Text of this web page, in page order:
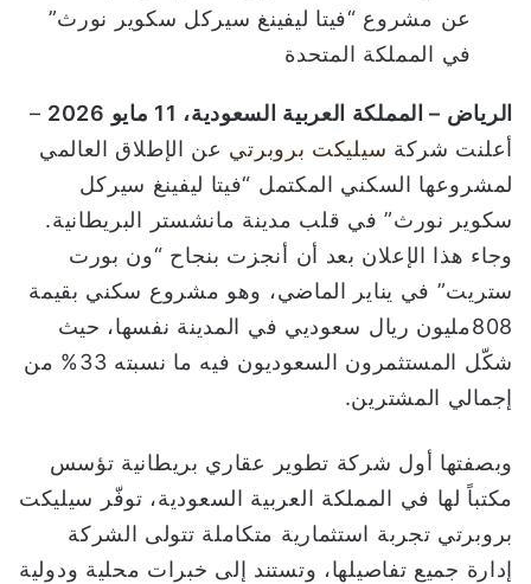
ا
عن مشروع “فيتا ليفينغ سيركل سكوير نورث”
في المملكة المتحدة
الرياض – المملكة العربية السعودية، 11 مايو 2026
–
أعلنت شركة سيليكت بروبرتي عن الإطلاق العالمي
لمشروعها السكني المكتمل “فيتا ليفينغ سيركل
سكوير نورث” في قلب مدينة مانشستر البريطانية.
وجاء هذا الإعلان بعد أن أنجزت بنجاح “ون بورت
ستريت” في يناير الماضي، وهو مشروع سكني بقيمة
808مليون ريال سعوديي في المدينة نفسها، حيث
شكّل المستثمرون السعوديون فيه ما نسبته 33% من
إجمالي المشترين.
وبصفتها أول شركة تطوير عقاري بريطانية تؤسس
مكتباً لها في المملكة العربية السعودية، توفّر سيليكت
بروبرتي تجربة استثمارية متكاملة تتولى الشركة
إدارة جميع تفاصيلها، وتستند إلى خبرات محلية ودولية